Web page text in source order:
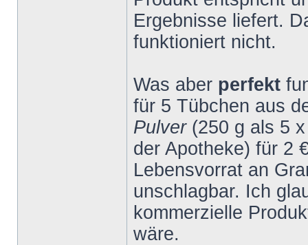
Ergebnisse liefert.
funktioniert nicht.
Was aber perfekt
für 5 Tübchen aus
Pulver(250 g als 5 x
der Apotheke) für 2
Lebensvorrat an
unschlagbar. Ich
kommerzielle
wäre.